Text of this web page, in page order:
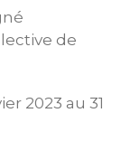
de
2023 au 31